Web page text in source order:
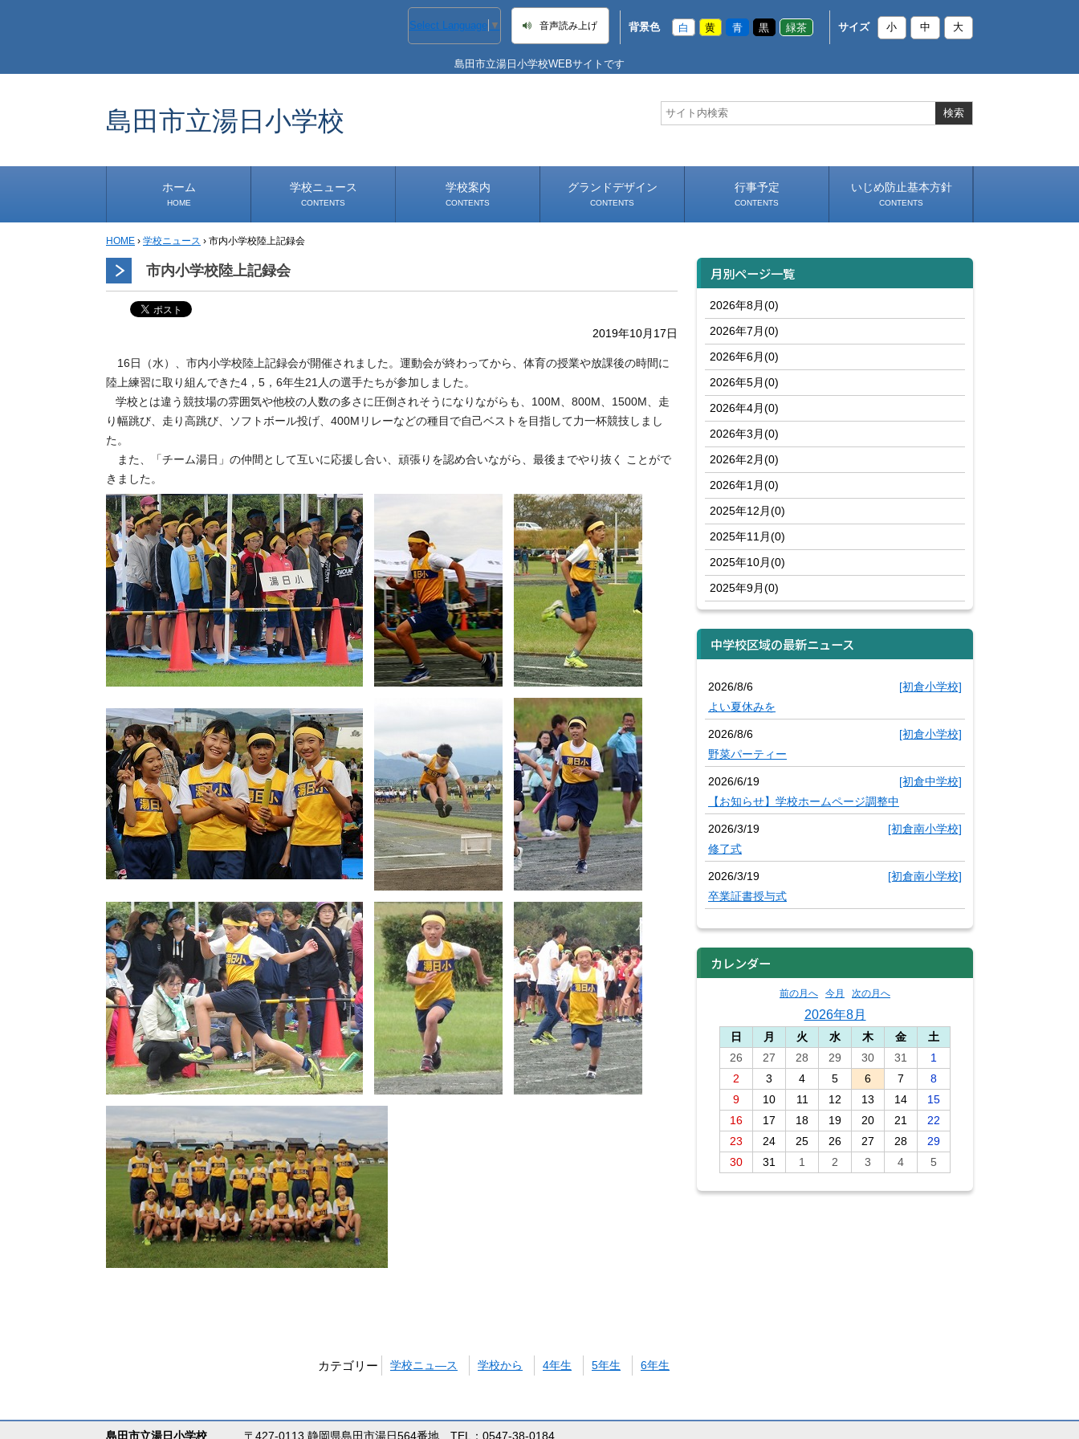
Select Language ▼ 音声読み上げ 背景色 白 黄 青 黒 緑茶 サイズ 小 中 大
島田市立湯日小学校WEBサイトです
島田市立湯日小学校
ホーム
HOME
学校ニュース
CONTENTS
学校から
安心・安全
1年生
2年生
3年生
4年生
5年生
6年生
事務・保健室から
児童会・部活から
研修
小中連携事業
その他
学校案内
CONTENTS
グランドデザイン
CONTENTS
行事予定
CONTENTS
いじめ防止基本方針
CONTENTS
HOME › 学校ニュース › 市内小学校陸上記録会
市内小学校陸上記録会
2019年10月17日
16日（水）、市内小学校陸上記録会が開催されました。運動会が終わってから、体育の授業や放課後の時間に
陸上練習に取り組んできた4，5，6年生21人の選手たちが参加しました。
学校とは違う競技場の雰囲気や他校の人数の多さに圧倒されそうになりながらも、100M、800M、1500M、走
り幅跳び、走り高跳び、ソフトボール投げ、400Mリレーなどの種目で自己ベストを目指して力一杯競技しまし
た。
また、「チーム湯日」の仲間として互いに応援し合い、頑張りを認め合いながら、最後までやり抜く ことがで
きました。
カテゴリー 学校ニュ―ス 学校から 4年生 5年生 6年生
月別ページ一覧
2026年8月(0)
2026年7月(0)
2026年6月(0)
2026年5月(0)
2026年4月(0)
2026年3月(0)
2026年2月(0)
2026年1月(0)
2025年12月(0)
2025年11月(0)
2025年10月(0)
2025年9月(0)
中学校区域の最新ニュース
2026/8/6
[初倉小学校]
よい夏休みを
2026/8/6
[初倉小学校]
野菜パーティー
2026/6/19
[初倉中学校]
【お知らせ】学校ホームページ調整中
2026/3/19
[初倉南小学校]
修了式
2026/3/19
[初倉南小学校]
卒業証書授与式
カレンダー
前の月へ 今月 次の月へ
2026年8月
日 月 火 水 木 金
土
26
27 28 29 30 31
1
2
3 4 5 6 7
8
9
10 11 12 13 14
15
16
17 18 19 20 21
22
23
24 25 26 27 28
29
30
31 1 2 3 4 5
島田市立湯日小学校 〒427-0113 静岡県島田市湯日564番地 TEL：0547-38-0184